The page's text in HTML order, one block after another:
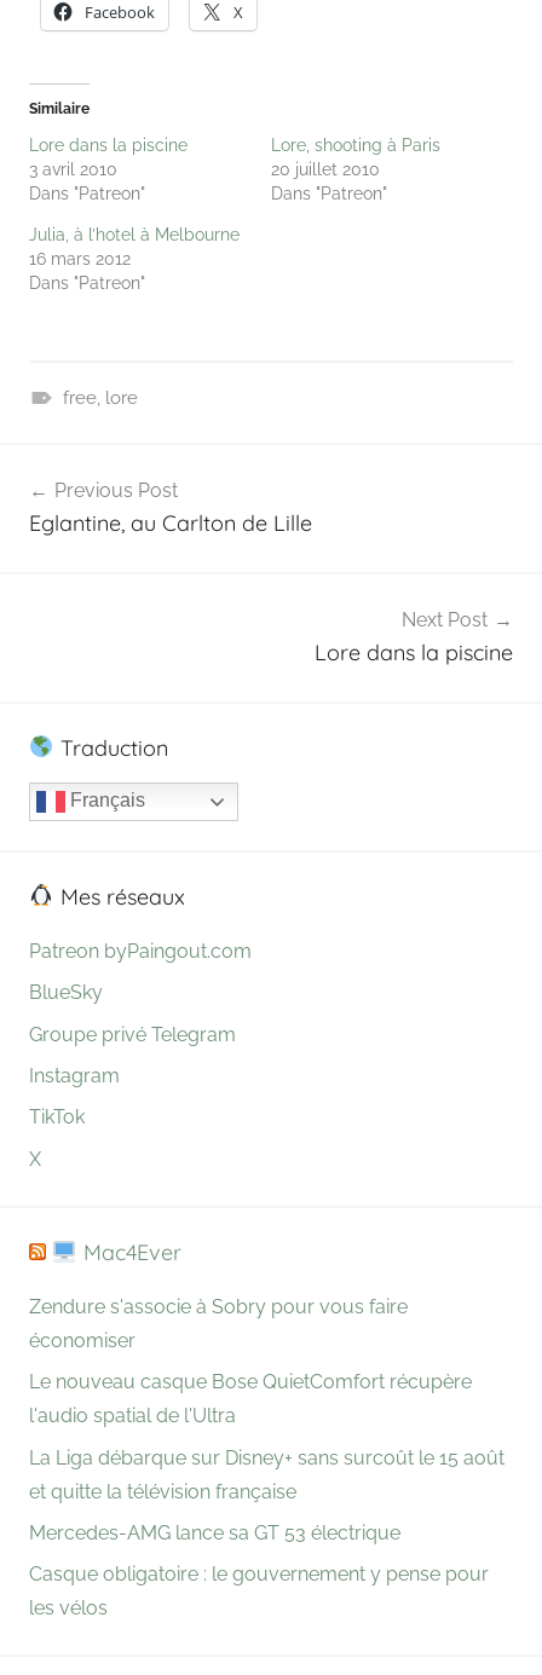
Facebook X
Similaire
Lore dans la piscine
3 avril 2010
Dans "Patreon"
Lore, shooting à Paris
20 juillet 2010
Dans "Patreon"
Julia, à l’hotel à Melbourne
16 mars 2012
Dans "Patreon"
t
r
free, lore
de
Previous Post
Eglantine, au Carlton de Lille
Next Post
Lore dans la piscine
Traduction
Français
Mes réseaux
Patreon byPaingout.com
BlueSky
Groupe privé Telegram
Instagram
TikTok
X
Mac4Ever
Zendure s'associe à Sobry pour vous faire
économiser
Le nouveau casque Bose QuietComfort récupère
l'audio spatial de l'Ultra
La Liga débarque sur Disney+ sans surcoût le 15 août
et quitte la télévision française
Mercedes-AMG lance sa GT 53 électrique
Casque obligatoire : le gouvernement y pense pour
les vélos